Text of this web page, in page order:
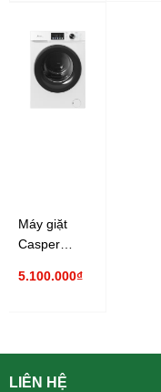
Máy giặt
Casper
WF-D8VWR1
5.100.000₫
LIÊN HỆ